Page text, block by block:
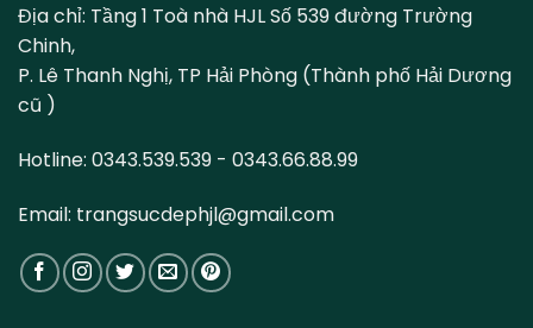
Địa chỉ: Tầng 1 Toà nhà HJL Số 539 đường Trường
Chinh,
P. Lê Thanh Nghị, TP Hải Phòng (Thành phố Hải Dương
cũ )
Hotline: 0343.539.539 - 0343.66.88.99
Email: trangsucdephjl@gmail.com